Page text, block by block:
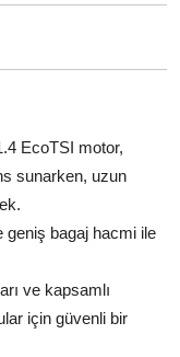
EcoTSI motor,
sunarken, uzun
geniş bagaj hacmi ile
ve kapsamlı
için güvenli bir